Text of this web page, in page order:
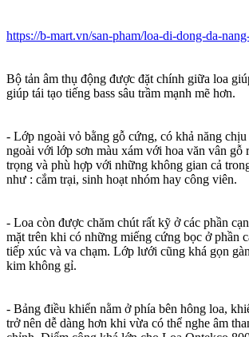
https://b-mart.vn/san-pham/loa-di-dong-da-
Bộ tản âm thụ động được đặt chính giữa loa
giúp tái tạo tiếng bass sâu trầm mạnh mẽ hơn.
- Lớp ngoài vỏ bằng gỗ cứng, có khả năng
ngoài với lớp sơn màu xám với hoa văn vân gỗ
trọng và phù hợp với những không gian cả
như : cắm trại, sinh hoạt nhóm hay công viên.
- Loa còn được chăm chút rất kỹ ở các phần
mặt trên khi có những miếng cứng bọc ở phần
tiếp xúc và va chạm. Lớp lưới cũng khá gọn
kim không gỉ.
- Bảng điều khiển nằm ở phía bên hông loa,
trở nên dễ dàng hơn khi vừa có thể nghe âm